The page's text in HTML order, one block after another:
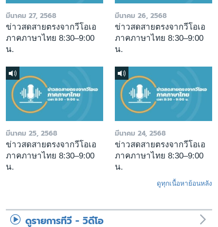
มีนาคม 27, 2568
ข่าวสดสายตรงจากวีโอเอ
ภาคภาษาไทย 8:30–9:00
น.
มีนาคม 26, 2568
ข่าวสดสายตรงจากวีโอเอ
ภาคภาษาไทย 8:30–9:00
น.
มีนาคม 25, 2568
ข่าวสดสายตรงจากวีโอเอ
ภาคภาษาไทย 8:30–9:00
น.
มีนาคม 24, 2568
ข่าวสดสายตรงจากวีโอเอ
ภาคภาษาไทย 8:30–9:00
น.
ดูทุกเนื้อหาย้อนหลัง
ดูรายการทีวี - วิดีโอ